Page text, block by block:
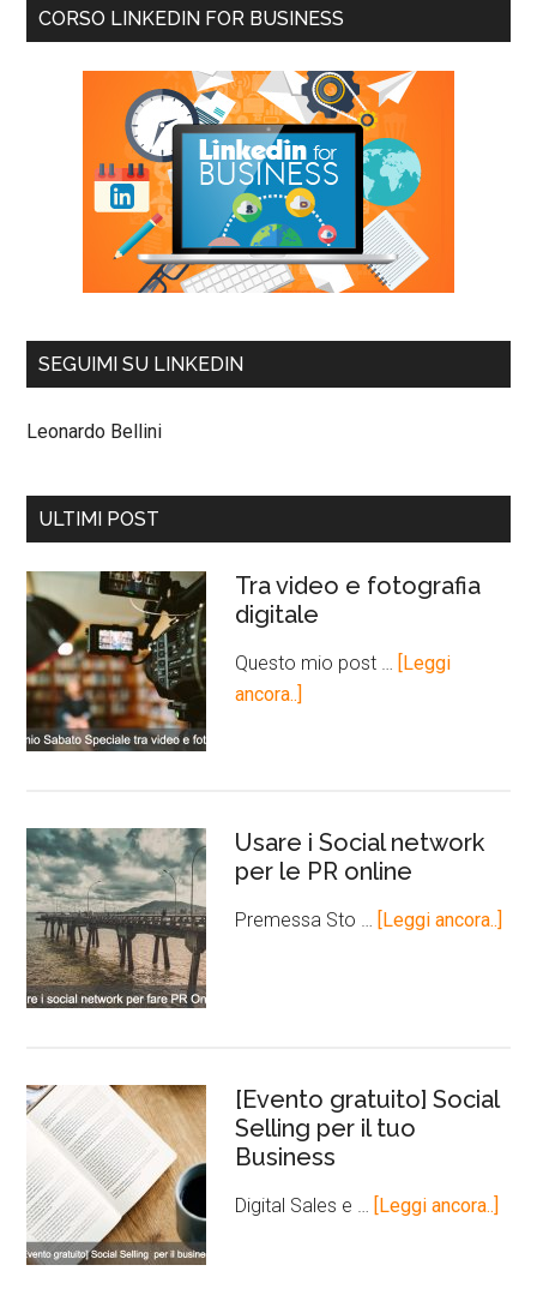
CORSO LINKEDIN FOR BUSINESS
SEGUIMI SU LINKEDIN
Leonardo Bellini
ULTIMI POST
Tra video e fotografia
digitale
Questo mio post …
[Leggi
ancora..]
Usare i Social network
per le PR online
Premessa Sto … [Leggi ancora..]
[Evento gratuito] Social
Selling per il tuo
Business
Digital Sales e … [Leggi ancora..]